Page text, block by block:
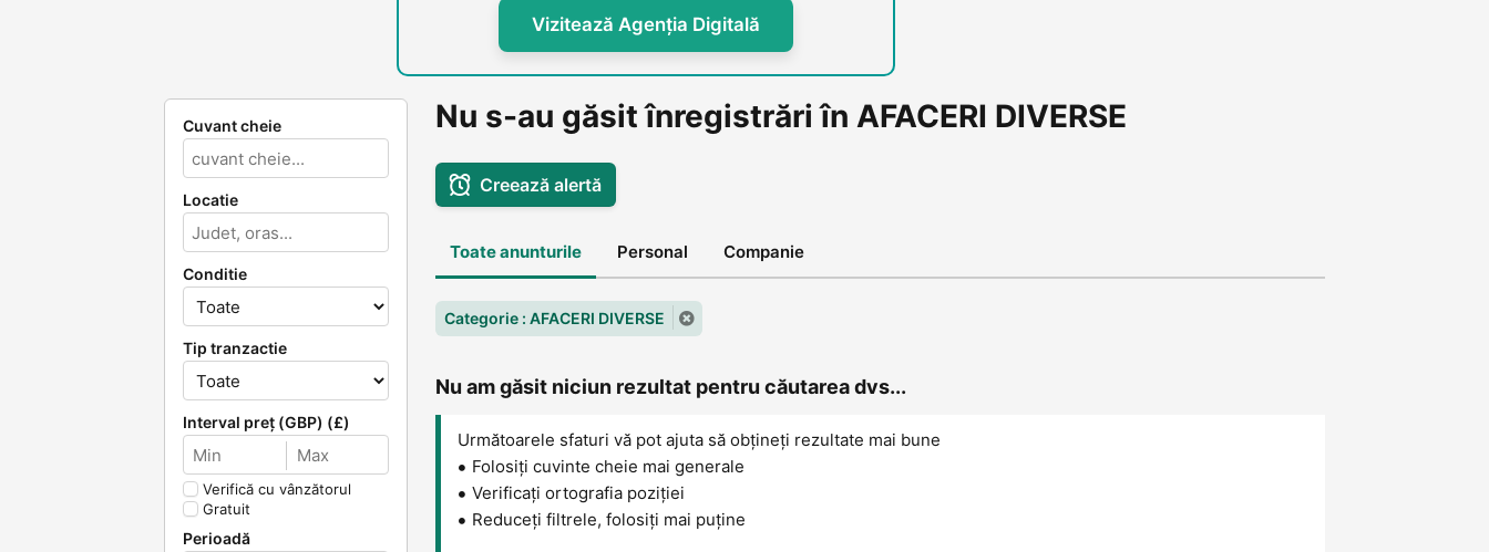
Vizitează Agenția Digitală
Cuvant cheie
Locatie
Conditie
Tip tranzactie
Interval preț (GBP) (£)
Verifică cu vânzătorul
Gratuit
Perioadă
Nu s-au găsit înregistrări în AFACERI DIVERSE
Creează alertă
Toate anunturile Personal Companie
Categorie : AFACERI DIVERSE
Nu am găsit niciun rezultat pentru căutarea dvs...
Următoarele sfaturi vă pot ajuta să obțineți rezultate mai bune
Folosiți cuvinte cheie mai generale
Verificați ortografia poziției
Reduceți filtrele, folosiți mai puține